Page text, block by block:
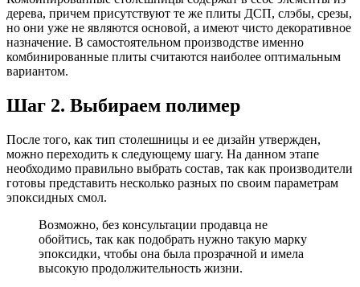
дерева, причем присутствуют те же плиты ДСП, слэбы, срезы,
но они уже не являются основой, а имеют чисто декоративное
назначение. В самостоятельном производстве именно
комбинированные плиты считаются наиболее оптимальным
вариантом.
Шаг 2. Выбираем полимер
После того, как тип столешницы и ее дизайн утвержден,
можно переходить к следующему шагу. На данном этапе
необходимо правильно выбрать состав, так как производители
готовы представить несколько разных по своим параметрам
эпоксидных смол.
Возможно, без консультации продавца не
обойтись, так как подобрать нужно такую марку
эпоксидки, чтобы она была прозрачной и имела
высокую продолжительность жизни.